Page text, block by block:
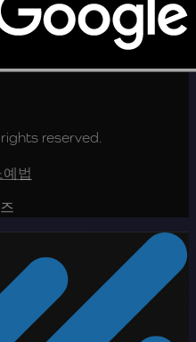
reserved.
법